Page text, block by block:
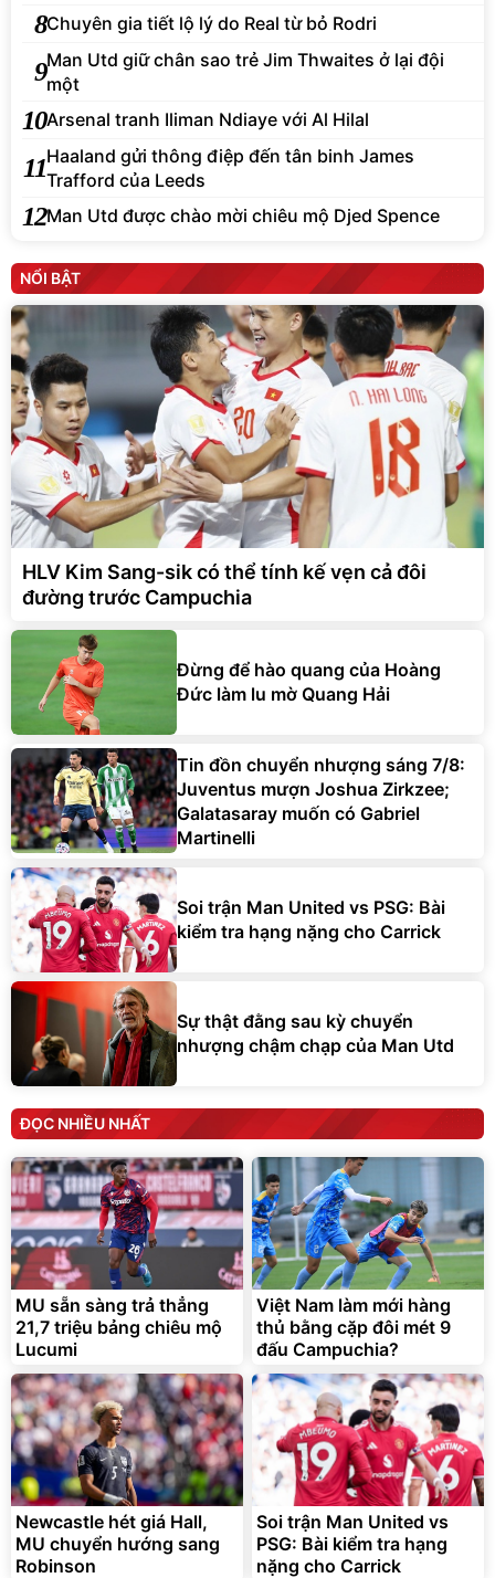
8Chuyên gia tiết lộ lý do Real từ bỏ Rodri
9Man Utd giữ chân sao trẻ Jim Thwaites ở lại đội
một
10Arsenal tranh Iliman Ndiaye với Al Hilal
11Haaland gửi thông điệp đến tân binh James
Trafford của Leeds
12Man Utd được chào mời chiêu mộ Djed Spence
NỔI BẬT
HLV Kim Sang-sik có thể tính kế vẹn cả đôi
đường trước Campuchia
Đừng để hào quang của Hoàng
Đức làm lu mờ Quang Hải
Tin đồn chuyển nhượng sáng 7/8:
Juventus mượn Joshua Zirkzee;
Galatasaray muốn có Gabriel
Martinelli
Soi trận Man United vs PSG: Bài
kiểm tra hạng nặng cho Carrick
Sự thật đằng sau kỳ chuyển
nhượng chậm chạp của Man Utd
ĐỌC NHIỀU NHẤT
MU sẵn sàng trả thẳng
21,7 triệu bảng chiêu mộ
Lucumi
Việt Nam làm mới hàng
thủ bằng cặp đôi mét 9
đấu Campuchia?
Newcastle hét giá Hall,
MU chuyển hướng sang
Robinson
Soi trận Man United vs
PSG: Bài kiểm tra hạng
nặng cho Carrick